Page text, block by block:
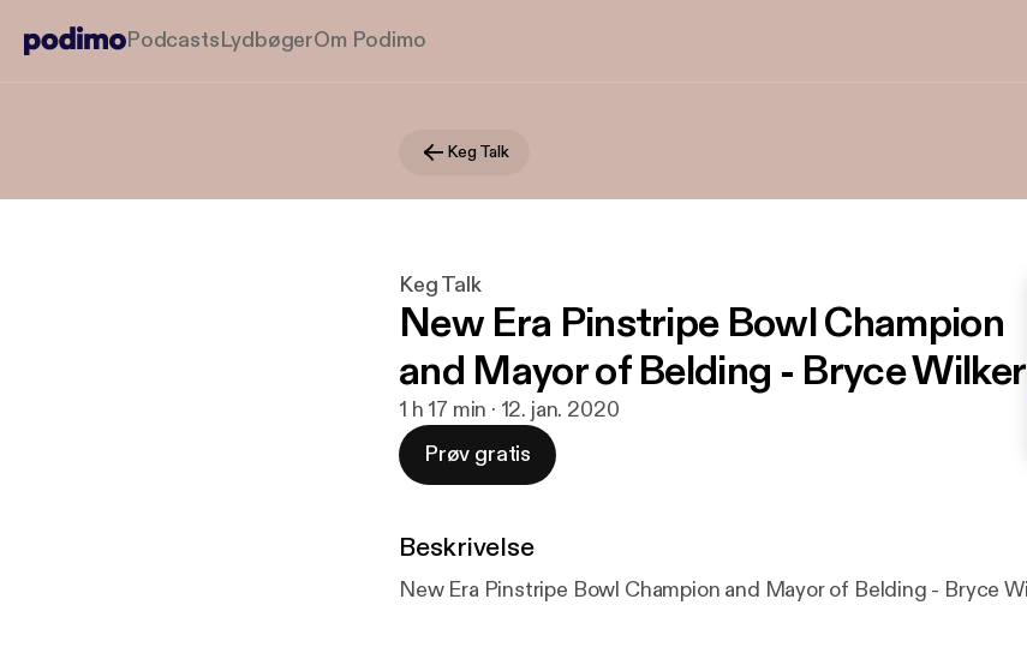
PodcastsLydbøgerOm Podimo
Keg Talk
Keg Talk
New Era Pinstripe Bowl Champion
and Mayor of Belding - Bryce Wilker
1 h 17 min · 12. jan. 2020
Prøv gratis
Beskrivelse
New Era Pinstripe Bowl Champion and Mayor of Belding - Bryce